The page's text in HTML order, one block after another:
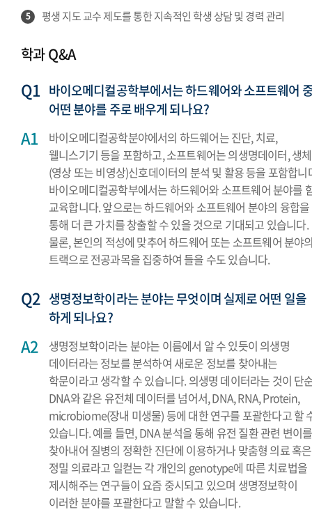
5 평생 지도 교수 제도를 통한 지속적인 학생 상담 및 경력 관리
학과 Q&A
바이오메디컬공학부에서는 하드웨어와 소프트웨어
어떤 분야를 주로 배우게 되나요?
바이오메디컬공학분야에서의 하드웨어는 진단, 치료,
웰니스기기 등을 포함하고, 소프트웨어는 의생명데이터, 생체
(영상 또는 비영상)신호데이터의 분석 및 활용 등을 포함합니
바이오메디컬공학부에서는 하드웨어와 소프트웨어 분야를
교육합니다. 앞으로는 하드웨어와 소프트웨어 분야의 융합을
통해 더 큰 가치를 창출할 수 있을 것으로 기대되고 있습니다.
물론, 본인의 적성에 맞추어 하드웨어 또는 소프트웨어 분야
트랙으로 전공과목을 집중하여 들을 수도 있습니다.
생명정보학이라는 분야는 무엇이며 실제로 어떤 일을
하게 되나요?
생명정보학이라는 분야는 이름에서 알 수 있듯이 의생명
데이터라는 정보를 분석하여 새로운 정보를 찾아내는
학문이라고 생각할 수 있습니다. 의생명 데이터라는 것이 단
DNA와 같은 유전체 데이터를 넘어서, DNA, RNA, Protein,
microbiome(장내 미생물) 등에 대한 연구를 포괄한다고 할
있습니다. 예를 들면, DNA 분석을 통해 유전 질환 관련 변이를
찾아내어 질병의 정확한 진단에 이용하거나 맞춤형 의료 혹은
정밀 의료라고 일컫는 각 개인의 genotype에 따른 치료법을
제시해주는 연구들이 요즘 중시되고 있으며 생명정보학이
이러한 분야를 포괄한다고 말할 수 있습니다.